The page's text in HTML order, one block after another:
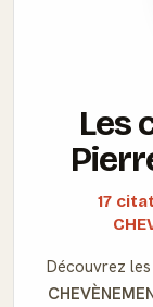
Les
17
Découvrez